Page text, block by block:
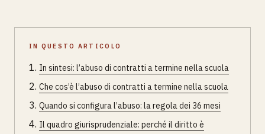
IN QUESTO ARTICOLO
In sintesi: l’abuso di contratti a termine nella scuola
Che cos’è l’abuso di contratti a termine nella scuola
Quando si configura l’abuso: la regola dei 36 mesi
Il quadro giurisprudenziale: perché il diritto è